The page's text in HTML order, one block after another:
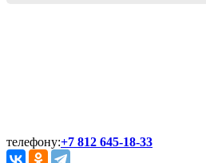
телефону:+7 812 645-18-33